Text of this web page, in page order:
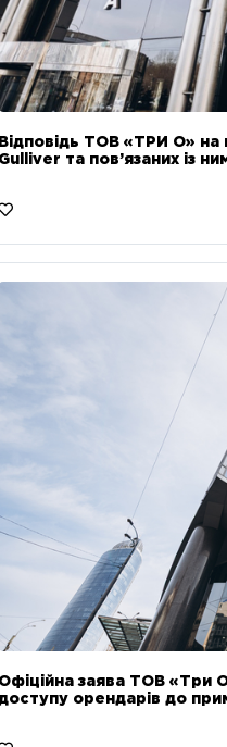
Відповідь ТОВ «ТРИ О»
Gulliver та пов’язаних із
Офіційна заява ТОВ
орендарів до